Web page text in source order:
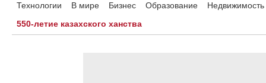
Технологии
В мире Бизнес Образование
Недвижимость
550-летие казахского ханства